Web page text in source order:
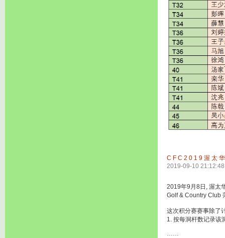
CFC2019渥太
2019-09-10 21:12:48
2019年9月8日, 渥太
Golf & Country Club
这次积分赛赛事除了
1. 按每洞杆数记录该
……